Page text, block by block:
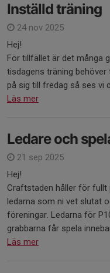
Inställd träning
24 nov 2025
Hej!
För tillfället är det många
tisdagens träning
på sig till fredag så ses vi
Läs mer
Ledare och
21 sep 2025
Hej!
Craftstaden håller för fullt
ledarna som ni vet slutat
föreningar. Ledarna för
grabbarna får spela
Läs mer